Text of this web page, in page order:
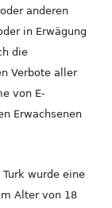
anderen
in Erwägung
die
Verbote aller
von E-
Erwachsenen
wurde eine
Alter von 18